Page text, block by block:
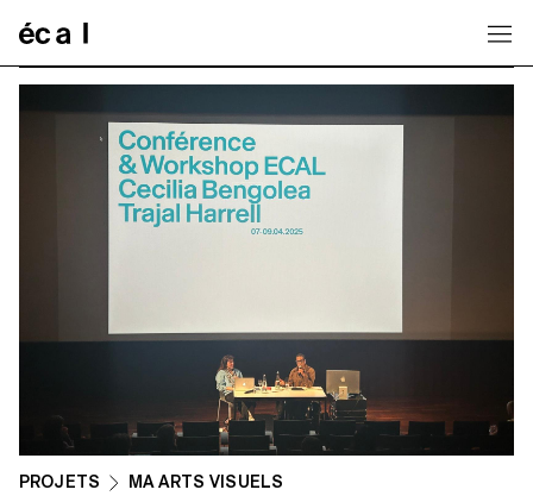
PROJETS MA ARTS VISUELS